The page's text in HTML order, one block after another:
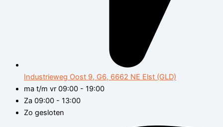
Industrieweg Oost 9, G6, 6662 NE Elst (GLD)
ma t/m vr 09:00 - 19:00
Za 09:00 - 13:00
Zo gesloten